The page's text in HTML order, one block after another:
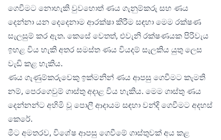
ගෙවීමට නොහැකි වුවහොත් ණය ගැනුම්කරු සහ ණය
දෙන්නා යන දෙදෙනාම ආරක්ෂා කිරීම සඳහා මෙම රක්ෂණ
සැලසුම් කර ඇත. කෙසේ වෙතත්, එවැනි රක්ෂණයක පිරිවැය
ඉහළ විය හැකි අතර සමස්ත ණය වියදම් සැලකිය යුතු ලෙස
වැඩි කළ හැකිය.
ණය ගැණුම්කරුවෙකු ඉක්මනින් ණය ආපසු ගෙවීමට කැමති
නම්, පෙරගෙවුම් ගාස්තු අදාළ විය හැකිය. මෙම ගාස්තු ණය
දෙන්නන්ට අහිමි වූ පොලී ආදායම සඳහා වන්දි ගෙවීමට අදහස්
කෙරේ.
මීට අමතරව, විශේෂ ආපසු ගෙවීමේ ගාස්තුවක් අය කළ